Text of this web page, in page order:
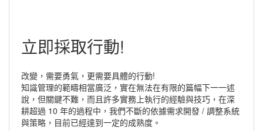
立即採取行動!
改變，需要勇氣，更需要具體的行動!
知識管理的範疇相當廣泛，實在無法在有限的篇幅下一一述
說，但關鍵不難，而且許多實務上執行的經驗與技巧，在深
耕超過 10 年的過程中，我們不斷的依據需求開發 / 調整系統
與策略，目前已經達到一定的成熟度。